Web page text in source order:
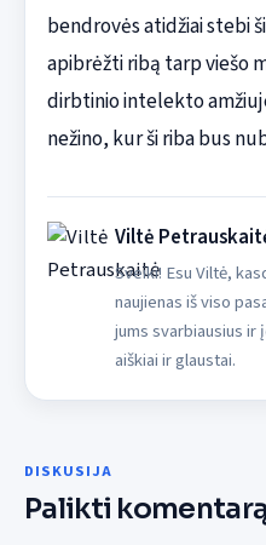
bendrovės atidžiai stebi
apibrėžti ribą tarp viešo
dirbtinio intelekto
nežino, kur ši riba bus
Viltė
Sveiki! Esu Viltė,
naujienas iš viso
jums svarbiausius ir
aiškiai ir glaustai.
DISKUSIJA
Palikti komentarą